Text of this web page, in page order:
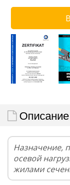
Назначение,
осевой
жилами